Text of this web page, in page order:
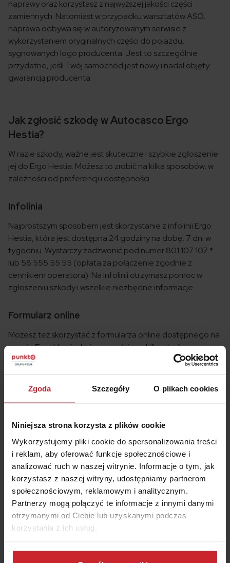
Zgoda Szczegóły O plikach cookies
Niniejsza strona korzysta z plików cookie
Wykorzystujemy pliki cookie do spersonalizowania treści
i reklam, aby oferować funkcje społecznościowe i
analizować ruch w naszej witrynie. Informacje o tym, jak
korzystasz z naszej witryny, udostępniamy partnerom
społecznościowym, reklamowym i analitycznym.
Partnerzy mogą połączyć te informacje z innymi danymi
otrzymanymi od Ciebie lub uzyskanymi podczas
korzystania z ich usług.
Dowiedz się więcej na temat tego, kim jesteśmy, jak
naprawy oraz korzystasz z najwyższej jakości części
zamiennych. Natomiast w przypadku warsztatów ASO,
naprawa odbywa się w autoryzowanym serwisie z
wykorzystaniem oryginalnych części do pojazdu,
sygnowanych logo producenta. Jest to szczególnie
przydatne, jeśli Twój samochód jest nowy i nadal objęty
gwarancją producenta.
Jak zgłosić szkodę w Autocasco Ergo
Hestia?
W razie szkody, ważne jest skuteczne i szybkie zgłoszenie
jej do Ergo Hestia. Możesz to zrobić na kilka sposobów, w
zależności od preferencji i dostępności.
Infolinia
Najprostszym sposobem jest skorzystanie z infolinii Ergo
Hestia, która jest dostępna 24 godziny na dobę, 7 dni w
tygodniu. Wystarczy zadzwonić pod numer 801 107 107 *
lub 58 555 55 55 (opłata za połączenie zgodnie z
cennikiem operatora). Na infolinii otrzymasz pomoc w
zgłoszeniu szkody i wszelkie niezbędne informacje.
Formularz online
Możesz też skorzystać z formularza online dostępnego na
stronie Ergo Hestia, który wypełnisz w kilka chwil, a
jednocześnie unikniesz konieczności wychodzenia z
PESEL lub REGON oraz adres e-mail. Jeśli jesteś
obcokrajowcem, przygotuj również numer i serię Twojego
online jest najszybszym sposobem na zgłoszenie szkody i
Pytania i odpowiedzi
Czy Autocasco Ergo Hestia obejmuje
dzikie zwierzęta?